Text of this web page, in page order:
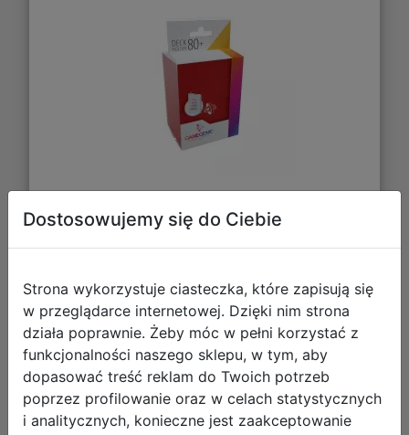
8,50 zł
Galeria zdjęć
Dostosowujemy się do Ciebie
Strona wykorzystuje ciasteczka, które zapisują się
w przeglądarce internetowej. Dzięki nim strona
działa poprawnie. Żeby móc w pełni korzystać z
funkcjonalności naszego sklepu, w tym, aby
dopasować treść reklam do Twoich potrzeb
poprzez profilowanie oraz w celach statystycznych
i analitycznych, konieczne jest zaakceptowanie